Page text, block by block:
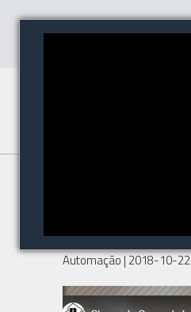
Instaladores
Automação| 2018-10-22